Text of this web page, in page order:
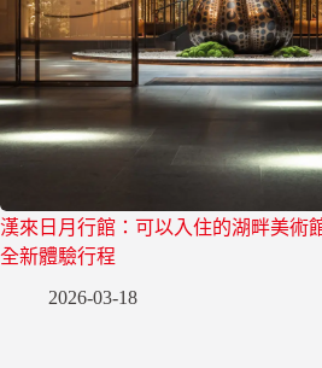
漢來日月行館：可以入住的湖畔美術
全新體驗行程
2026-03-18